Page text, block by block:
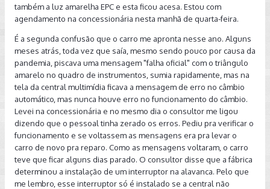
também a luz amarelha EPC e esta ficou acesa. Estou com
agendamento na concessionária nesta manhã de quarta-feira.
É a segunda confusão que o carro me apronta nesse ano. Alguns
meses atrás, toda vez que saía, mesmo sendo pouco por causa da
pandemia, piscava uma mensagem "falha oficial" com o triângulo
amarelo no quadro de instrumentos, sumia rapidamente, mas na
tela da central multimídia ficava a mensagem de erro no câmbio
automático, mas nunca houve erro no funcionamento do câmbio.
Levei na concessionária e no mesmo dia o consultor me ligou
dizendo que o pessoal tinha zerado os erros. Pediu pra verificar o
funcionamento e se voltassem as mensagens era pra levar o
carro de novo pra reparo. Como as mensagens voltaram, o carro
teve que ficar alguns dias parado. O consultor disse que a fábrica
determinou a instalação de um interruptor na alavanca. Pelo que
me lembro, esse interruptor só é instalado se a central não